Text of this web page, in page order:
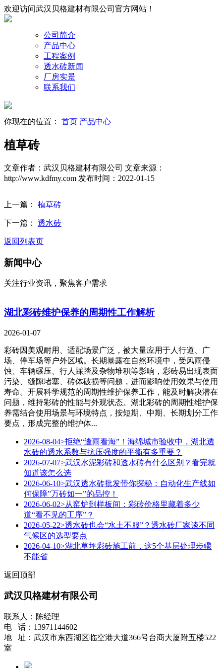
欢迎访问武汉贝格建材有限公司官方网站！
公司简介
产品中心
工程案例
透水砖新闻
厂房实景
联系我们
你现在的位置： 首页 产品中心
植草砖
文章作者：武汉贝格建材有限公司 文章来源：
http://www.kdfmy.com 发布时间：2022-01-15
上一篇： 植草砖
下一篇： 透水砖
返回列表页
新闻中心
关注行业资讯，聚焦客户需求
湖北彩砖维护保养的周期性工作解析
2026-01-07
彩砖因美观耐用、适配场景广泛，被大量应用于人行道、广
场、停车场等户外区域。长期暴露在自然环境中，受风雨侵
蚀、车辆碾压、行人踩踏及杂物堆积等影响，彩砖易出现表面
污染、缝隙堵塞、砖体破损等问题，进而影响使用效果与使用
寿命。开展科学规范的周期性维护保养工作，能及时解决潜在
问题，维持彩砖的性能与外观状态。湖北彩砖的周期性维护保
养需结合使用场景与环境特点，按短期、中期、长期划分工作
要点，形成完整的维护体...
2026-08-04>拒绝“逢雨看海”！海绵城市验收中，湖北透
水砖的透水系数与抗压强度的平衡有多重要？
2026-07-07>武汉水泥彩砖和透水砖有什么区别？看完就
知道该怎么选
2026-06-10>武汉透水砖批发带你探秘：自动化生产线如
何保障”万砖如一”的品控！
2026-06-02>从窑炉到样板间：彩砖价格里藏着多少
道“看不见的工序”？
2026-05-22>透水砖也会“水土不服”？透水砖厂家谈不同
气候区的选型要点
2026-04-10>湖北草坪彩砖施工前，这5个基层处理步骤
不能省
返回顶部
武汉贝格建材有限公司
联系人：陈经理
电 话：13971144602
地 址：武汉市东西湖区临空港大道366号台商大厦附五楼522
室